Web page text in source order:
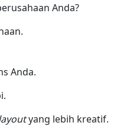
Anda?
Anda.
yang lebih kreatif.